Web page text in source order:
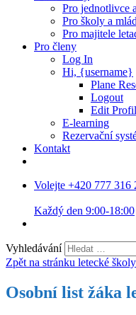
Pro jednotlivce
Pro školy a
Pro majitele
Pro členy
Log In
Hi, {username}
Plane
Logout
Edit
E-learning
Rezervační
Kontakt
Volejte +420 777 316
Každý den 9:00-18:00
Vyhledávání
Zpět na stránku letecké školy
Osobní list žáka